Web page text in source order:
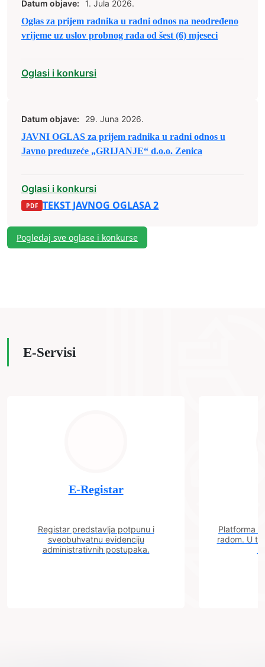
Datum objave:
1. Jula 2026.
Oglas za prijem radnika u radni odnos na neodređeno
vrijeme uz uslov probnog rada od šest (6) mjeseci
Oglasi i konkursi
Datum objave:
29. Juna 2026.
JAVNI OGLAS za prijem radnika u radni odnos u
Javno preduzeće „GRIJANJE“ d.o.o. Zenica
Oglasi i konkursi
TEKST JAVNOG OGLASA 2
Pogledaj sve oglase i konkurse
E-Servisi
E-Registar
Registar predstavlja potpunu i
sveobuhvatnu evidenciju
administrativnih postupaka.
Platforma
radom. U